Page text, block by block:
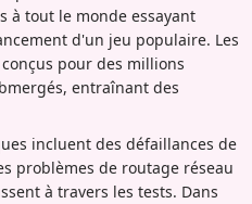
à tout le monde essayant
d'un jeu populaire. Les
pour des millions
entraînant des
incluent des défaillances de
problèmes de routage réseau
à travers les tests. Dans